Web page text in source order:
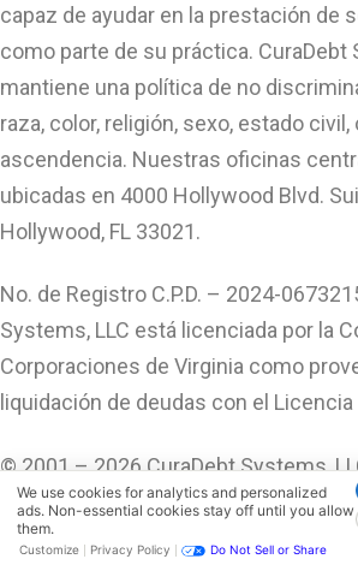
capaz de ayudar en la prestación de
como parte de su práctica. CuraDebt
mantiene una política de no
raza, color, religión, sexo, estado
ascendencia. Nuestras oficinas
ubicadas en 4000 Hollywood Blvd.
Hollywood, FL 33021.
No. de Registro C.P.D. – 2024-
Systems, LLC está licenciada por la
Corporaciones de Virginia como
liquidación de deudas con el Licencia
© 2001 – 2026 CuraDebt Systems,
Derechos Reservados.
We use cookies for analytics and personalized
ads. Non-essential cookies stay off until you allow
them.
Customize Privacy Policy Do Not Sell or Share